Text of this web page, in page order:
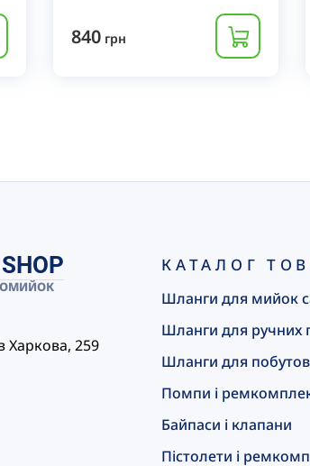
840 грн
Харкова, 259
КАТАЛОГ
Шланги для мийок
Шланги для ручних
Шланги для
Помпи і
Байпаси і клапани
Пістолети і